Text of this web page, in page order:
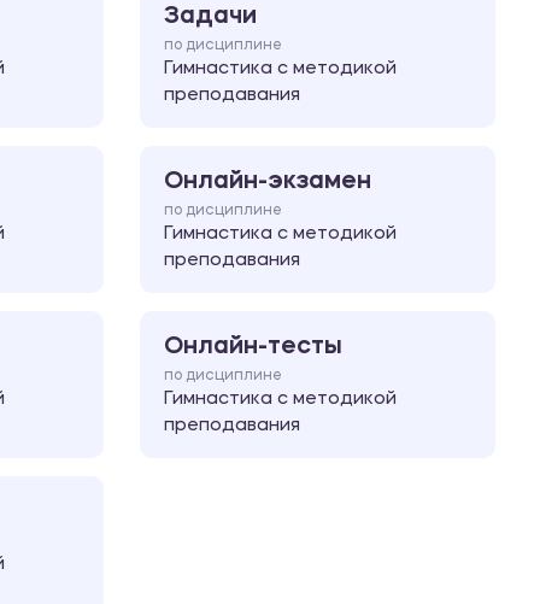
Задачи
по дисциплине
Гимнастика с методикой
преподавания
Онлайн-экзамен
по дисциплине
Гимнастика с методикой
преподавания
Онлайн-тесты
по дисциплине
Гимнастика с методикой
преподавания